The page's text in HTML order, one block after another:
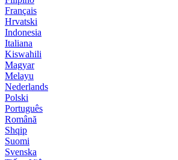
Français
Hrvatski
Indonesia
Italiana
Kiswahili
Magyar
Melayu
Nederlands
Polski
Português
Română
Shqip
Suomi
Svenska